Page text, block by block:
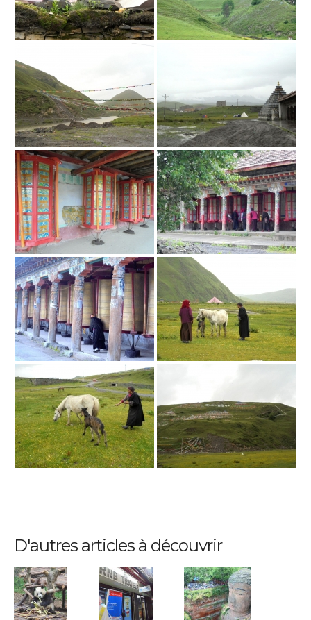
D'autres articles à découvrir